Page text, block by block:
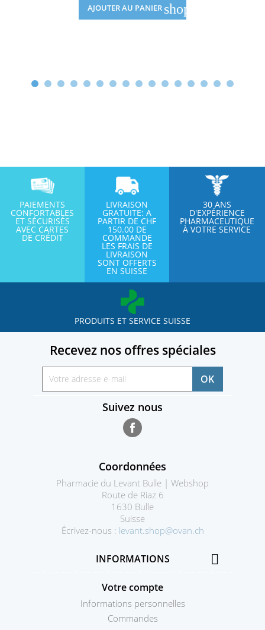
AJOUTER AU PANIER shopping_cart
PAIEMENTS
CONFORTABLES
ET SÉCURISÉS
AVEC CARTES
DE CRÉDIT
LIVRAISON
GRATUITE: A
PARTIR DE CHF
150.00 DE
COMMANDE
LES FRAIS DE
LIVRAISON
SONT OFFERTS
EN SUISSE
30 ANS
D'EXPÉRIENCE
PHARMACEUTIQUE
À VOTRE SERVICE
PRODUITS ET SERVICE SUISSE
Recevez nos offres spéciales
Suivez nous
Coordonnées
Pharmacie du Levant Bulle | Webshop
Route de Riaz 6
1630 Bulle
Suisse
Écrivez-nous : levant.shop@ovan.ch
INFORMATIONS 
Votre compte
Informations personnelles
Commandes